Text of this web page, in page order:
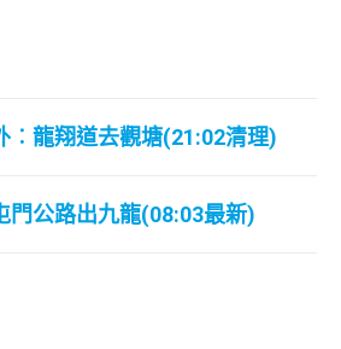
︰龍翔道去觀塘(21:02清理)
門公路出九龍(08:03最新)